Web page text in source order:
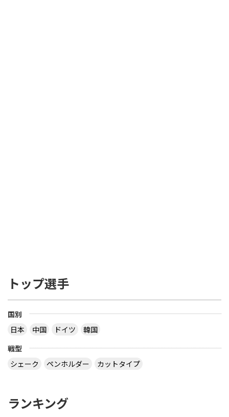
トップ選手
国別
日本
中国 ドイツ
韓国
戦型
シェーク
ペンホルダー カットタイプ
ランキング